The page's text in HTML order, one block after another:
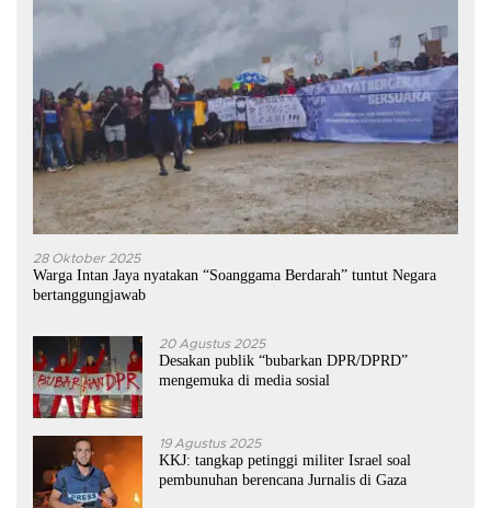
28 Oktober 2025
Warga Intan Jaya nyatakan “Soanggama Berdarah” tuntut Negara
bertanggungjawab
20 Agustus 2025
Desakan publik “bubarkan DPR/DPRD”
mengemuka di media sosial
19 Agustus 2025
KKJ: tangkap petinggi militer Israel soal
pembunuhan berencana Jurnalis di Gaza